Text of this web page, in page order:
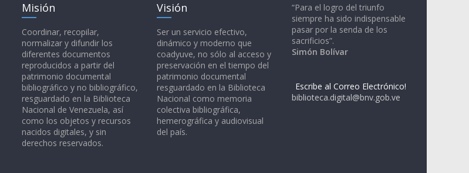
Misión
Coordinar, recopilar,
normalizar y difundir los
diferentes documentos
reproducidos a partir del
patrimonio documental
bibliográfico y no bibliográfico,
resguardado en la Biblioteca
Nacional de Venezuela, así
como los objetos y recursos
nacidos digitales, y sin
derechos reservados.
Visión
Ser un servicio efectivo,
dinámico y moderno que
coadyuve, no sólo al acceso y
preservación en el tiempo del
patrimonio documental
resguardado en la Biblioteca
Nacional como memoria
colectiva bibliográfica,
hemerográfica y audiovisual
del país.
“Para el logro del triunfo
siempre ha sido indispensable
pasar por la senda de los
sacrificios”.
Simón Bolívar
Escribe al Correo Electrónico!
biblioteca.digital@bnv.gob.ve